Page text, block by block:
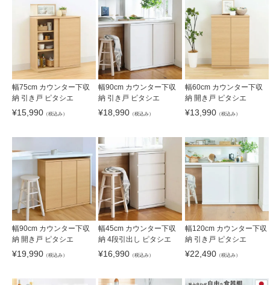
幅75cm カウンター下収
納 引き戸 ピタシエ
¥15,990 （税込み）
幅90cm カウンター下収
納 引き戸 ピタシエ
¥18,990 （税込み）
幅60cm カウンター下収
納 開き戸 ピタシエ
¥13,990（税込み）
幅90cm カウンター下収
納 開き戸 ピタシエ
¥19,990 （税込み）
幅45cm カウンター下収
納 4段引出し ピタシエ
¥16,990 （税込み）
幅120cm カウンター下収
納 引き戸 ピタシエ
¥22,490（税込み）